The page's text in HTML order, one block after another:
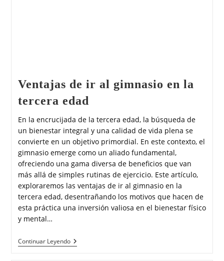
Ventajas de ir al gimnasio en la
tercera edad
En la encrucijada de la tercera edad, la búsqueda de
un bienestar integral y una calidad de vida plena se
convierte en un objetivo primordial. En este contexto, el
gimnasio emerge como un aliado fundamental,
ofreciendo una gama diversa de beneficios que van
más allá de simples rutinas de ejercicio. Este artículo,
exploraremos las ventajas de ir al gimnasio en la
tercera edad, desentrañando los motivos que hacen de
esta práctica una inversión valiosa en el bienestar físico
y mental…
Continuar Leyendo